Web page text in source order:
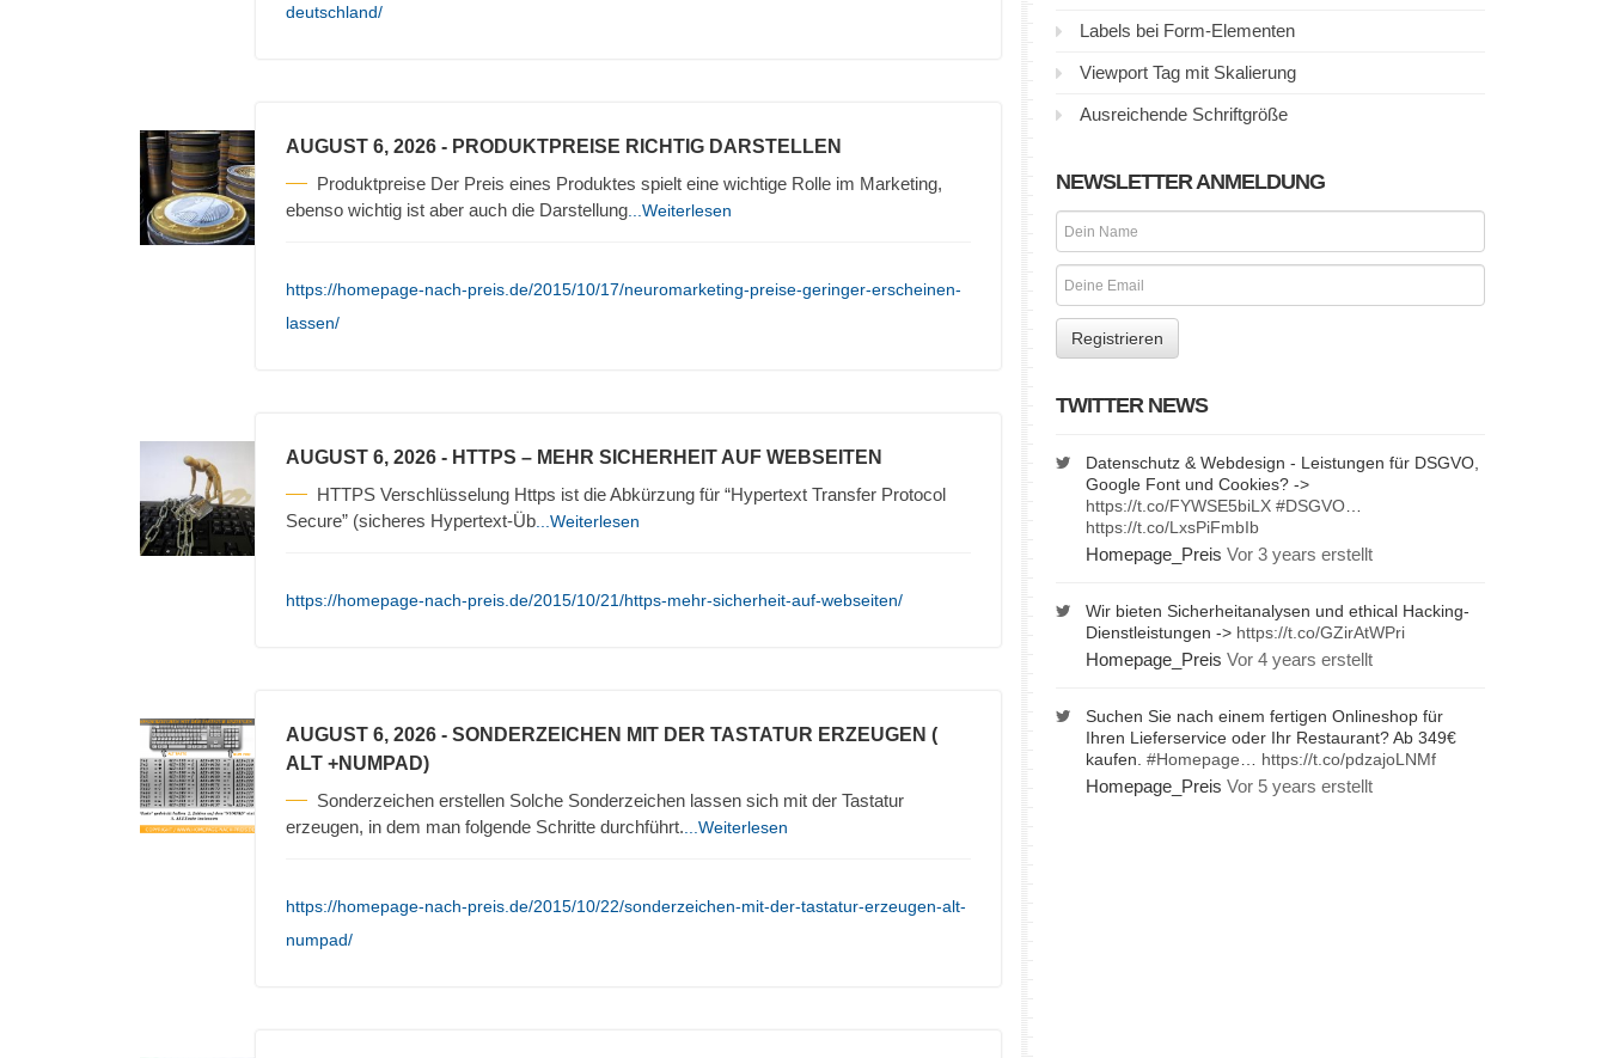
deutschland/
AUGUST 6, 2026 - PRODUKTPREISE RICHTIG DARSTELLEN
Produktpreise Der Preis eines Produktes spielt eine wichtige Rolle im Marketing,
ebenso wichtig ist aber auch die Darstellung ...Weiterlesen
https://homepage-nach-preis.de/2015/10/17/neuromarketing-preise-geringer-erscheinen-
lassen/
AUGUST 6, 2026 - HTTPS – MEHR SICHERHEIT AUF WEBSEITEN
HTTPS Verschlüsselung Https ist die Abkürzung für “Hypertext Transfer Protocol
Secure” (sicheres Hypertext-Üb ...Weiterlesen
https://homepage-nach-preis.de/2015/10/21/https-mehr-sicherheit-auf-webseiten/
AUGUST 6, 2026 - SONDERZEICHEN MIT DER TASTATUR ERZEUGEN (
ALT +NUMPAD)
Sonderzeichen erstellen Solche Sonderzeichen lassen sich mit der Tastatur
erzeugen, in dem man folgende Schritte durchführt. ...Weiterlesen
https://homepage-nach-preis.de/2015/10/22/sonderzeichen-mit-der-tastatur-erzeugen-alt-
numpad/
Labels bei Form-Elementen
Viewport Tag mit Skalierung
Ausreichende Schriftgröße
NEWSLETTER ANMELDUNG
TWITTER NEWS
Datenschutz & Webdesign - Leistungen für DSGVO,
Google Font und Cookies? ->
https://t.co/FYWSE5biLX #DSGVO…
https://t.co/LxsPiFmbIb
Homepage_Preis Vor 3 years erstellt
Wir bieten Sicherheitanalysen und ethical Hacking-
Dienstleistungen -> https://t.co/GZirAtWPri
Homepage_Preis Vor 4 years erstellt
Suchen Sie nach einem fertigen Onlineshop für
Ihren Lieferservice oder Ihr Restaurant? Ab 349€
kaufen. #Homepage https://t.co/pdzajoLNMf
Homepage_Preis Vor 5 years erstellt